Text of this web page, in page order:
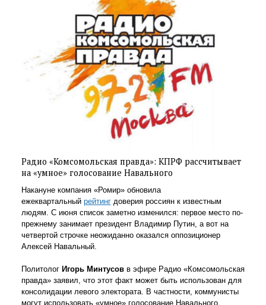
Радио «Комсомольская правда»: КПРФ рассчитывает
на «умное» голосование Навального
Накануне компания «Ромир» обновила
ежеквартальный рейтингдоверия россиян к известным
людям. С июня список заметно изменился: первое место по-
прежнему занимает президент Владимир Путин, а вот на
четвертой строчке неожиданно оказался оппозиционер
Алексей Навальный.
Политолог Игорь Минтусовв эфире Радио «Комсомольская
правда» заявил, что этот факт может быть использован для
консолидации левого электората. В частности, коммунисты
могут использовать «умное» голосование Навального.